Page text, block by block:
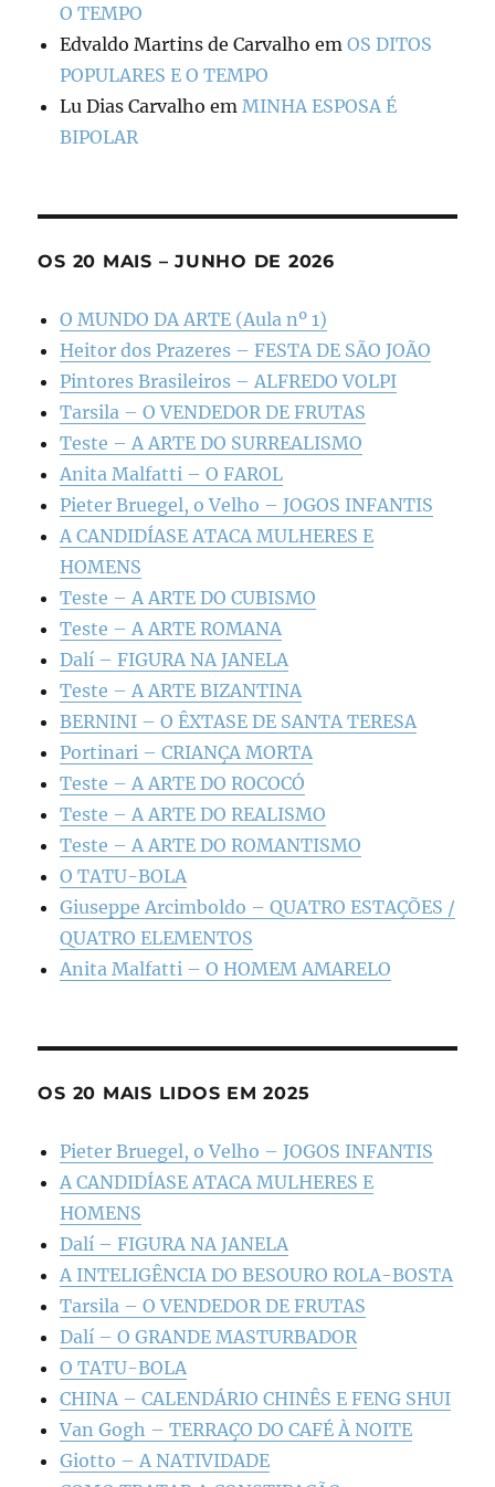
O TEMPO
Edvaldo Martins de Carvalho emOS DITOS
POPULARES E O TEMPO
Lu Dias Carvalho em MINHA ESPOSA É
BIPOLAR
OS 20 MAIS – JUNHO DE 2026
O MUNDO DA ARTE (Aula nº 1)
Heitor dos Prazeres – FESTA DE SÃO JOÃO
Pintores Brasileiros – ALFREDO VOLPI
Tarsila – O VENDEDOR DE FRUTAS
Teste – A ARTE DO SURREALISMO
Anita Malfatti – O FAROL
Pieter Bruegel, o Velho – JOGOS INFANTIS
A CANDIDÍASE ATACA MULHERES E
HOMENS
Teste – A ARTE DO CUBISMO
Teste – A ARTE ROMANA
Dalí – FIGURA NA JANELA
Teste – A ARTE BIZANTINA
BERNINI – O ÊXTASE DE SANTA TERESA
Portinari – CRIANÇA MORTA
Teste – A ARTE DO ROCOCÓ
Teste – A ARTE DO REALISMO
Teste – A ARTE DO ROMANTISMO
O TATU-BOLA
Giuseppe Arcimboldo – QUATRO ESTAÇÕES /
QUATRO ELEMENTOS
Anita Malfatti – O HOMEM AMARELO
OS 20 MAIS LIDOS EM 2025
Pieter Bruegel, o Velho – JOGOS INFANTIS
A CANDIDÍASE ATACA MULHERES E
HOMENS
Dalí – FIGURA NA JANELA
A INTELIGÊNCIA DO BESOURO ROLA-BOSTA
Tarsila – O VENDEDOR DE FRUTAS
Dalí – O GRANDE MASTURBADOR
O TATU-BOLA
CHINA – CALENDÁRIO CHINÊS E FENG SHUI
Van Gogh – TERRAÇO DO CAFÉ À NOITE
Giotto – A NATIVIDADE